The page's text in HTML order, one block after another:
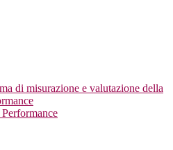
di misurazione e valutazione della